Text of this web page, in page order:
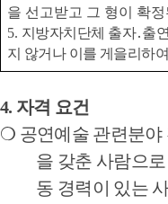
을 선고받고 그 형이 확정
5. 지방자치단체 출자․출
지 않거나 이를 게을리하
4. 자격 요건
❍ 공연예술 관련분
을 갖춘 사람으
동 경력이 있는